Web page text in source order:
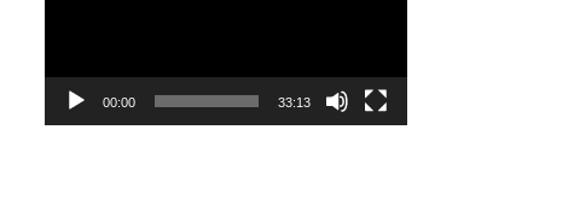
00:00 33:13